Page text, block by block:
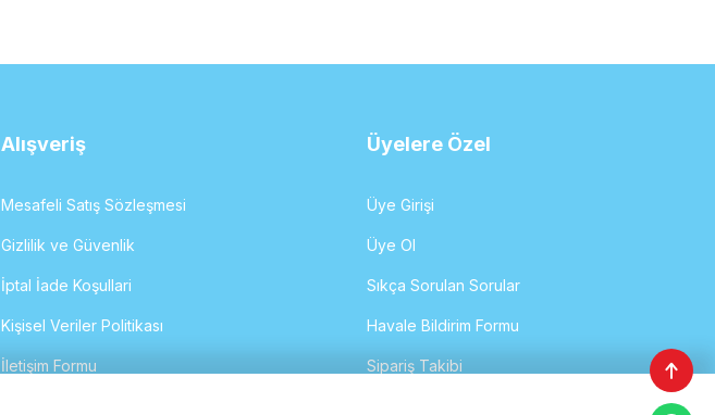
Alışveriş
Mesafeli Satış Sözleşmesi
Gizlilik ve Güvenlik
İptal İade Koşullari
Kişisel Veriler Politikası
İletişim Formu
Üyelere Özel
Üye Girişi
Üye Ol
Sıkça Sorulan Sorular
Havale Bildirim Formu
Sipariş Takibi